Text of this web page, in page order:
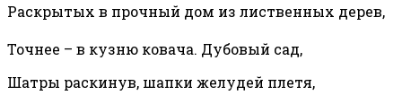
Раскрытых в прочный дом из лиственных дерев,
Точнее – в кузню ковача. Дубовый сад,
Шатры раскинув, шапки желудей плетя,